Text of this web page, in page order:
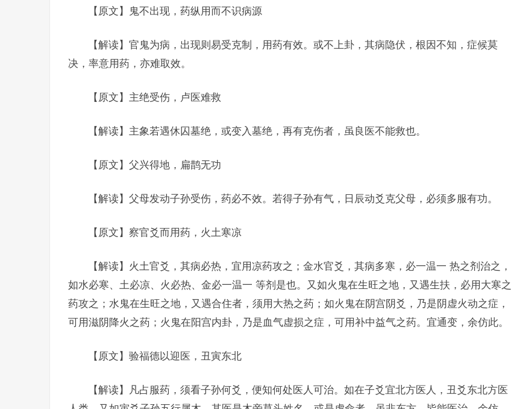
【原文】鬼不出现，药纵用而不识病源
【解读】官鬼为病，出现则易受克制，用药有效。或不上卦，其病隐伏，根因不知，症候莫
决，率意用药，亦难取效。
【原文】主绝受伤，卢医难救
【解读】主象若遇休囚墓绝，或变入墓绝，再有克伤者，虽良医不能救也。
【原文】父兴得地，扁鹊无功
【解读】父母发动子孙受伤，药必不效。若得子孙有气，日辰动爻克父母，必须多服有功。
【原文】察官爻而用药，火土寒凉
【解读】火土官爻，其病必热，宜用凉药攻之；金水官爻，其病多寒，必一温一 热之剂治之，
如水必寒、土必凉、火必热、金必一温一 等剂是也。又如火鬼在生旺之地，又遇生扶，必用大寒之
药攻之；水鬼在生旺之地，又遇合住者，须用大热之药；如火鬼在阴宫阴爻，乃是阴虚火动之症，
可用滋阴降火之药；火鬼在阳宫内卦，乃是血气虚损之症，可用补中益气之药。宜通变，余仿此。
【原文】验福德以迎医，丑寅东北
【解读】凡占服药，须看子孙何爻，便知何处医人可治。如在子爻宜北方医人，丑爻东北方医